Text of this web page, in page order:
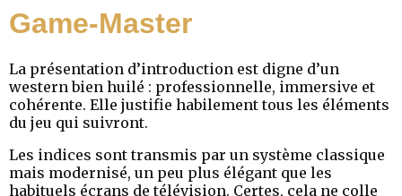
Game-Master
La présentation d’introduction est digne d’un
western bien huilé : professionnelle, immersive et
cohérente. Elle justifie habilement tous les éléments
du jeu qui suivront.
Les indices sont transmis par un système classique
mais modernisé, un peu plus élégant que les
habituels écrans de télévision. Certes, cela ne colle